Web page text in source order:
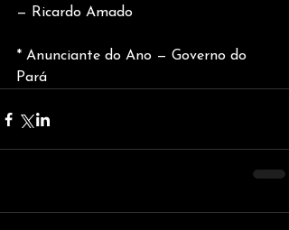
— Ricardo Amado
* Anunciante do Ano — Governo do
Pará